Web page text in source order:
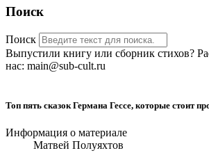
Поиск
Поиск
Выпустили книгу или сборник стихов?
нас: main@sub-cult.ru
Топ пять сказок Германа Гессе, которые стоит
Информация о материале
Матвей Полуяхтов